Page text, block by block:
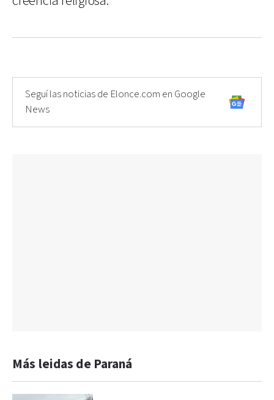
Seguí las noticias de Elonce.com en Google
News
Más leidas de Paraná